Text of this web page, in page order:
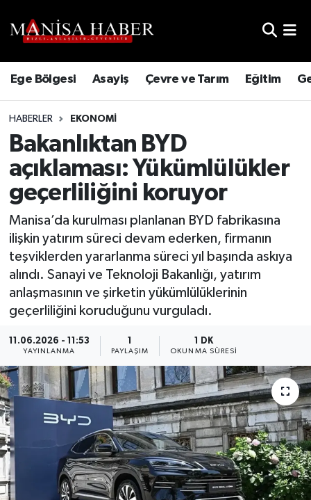
Ege Bölgesi Asayiş Çevre ve Tarım Eğitim
HABERLER EKONOMI
Bakanlıktan BYD
açıklaması: Yükümlülükler
geçerliliğini koruyor
Manisa’da kurulması planlanan BYD fabrikasına
ilişkin yatırım süreci devam ederken, firmanın
teşviklerden yararlanma süreci yıl başında askıya
alındı. Sanayi ve Teknoloji Bakanlığı, yatırım
anlaşmasının ve şirketin yükümlülüklerinin
geçerliliğini koruduğunu vurguladı.
11.06.2026 - 11:53
YAYINLANMA
1
PAYLAŞIM
1 DK
OKUNMA SÜRESI
Trafik Durumu
Süper Lig Puan Durumu ve Fikstür
Tüm Manşetler
Son Dakika Haberleri